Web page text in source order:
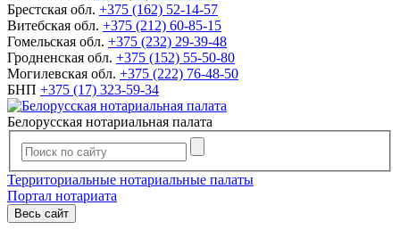
Брестская обл. +375 (162) 52-14-57
Витебская обл. +375 (212) 60-85-15
Гомельская обл. +375 (232) 29-39-48
Гродненская обл. +375 (152) 55-50-80
Могилевская обл. +375 (222) 76-48-50
БНП +375 (17) 323-59-34
Белорусская нотариальная палата
Территориальные нотариальные палаты
Портал нотариата
Весь сайт